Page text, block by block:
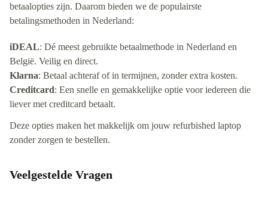
betaalopties zijn. Daarom bieden we de populairste
betalingsmethoden in Nederland:
iDEAL: Dé meest gebruikte betaalmethode in Nederland en
België. Veilig en direct.
Klarna: Betaal achteraf of in termijnen, zonder extra kosten.
Creditcard: Een snelle en gemakkelijke optie voor iedereen die
liever met creditcard betaalt.
Deze opties maken het makkelijk om jouw refurbished laptop
zonder zorgen te bestellen.
Veelgestelde Vragen